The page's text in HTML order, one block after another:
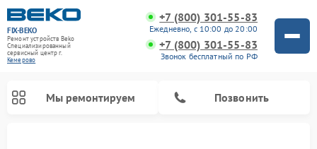
FIX-BEKO
Ремонт устройств Beko
Специализированный
cервисный центр г.
Кемерово
+7 (800) 301-55-83
Ежедневно, с 10:00 до 20:00
+7 (800) 301-55-83
Звонок бесплатный по РФ
Мы ремонтируем Позвонить